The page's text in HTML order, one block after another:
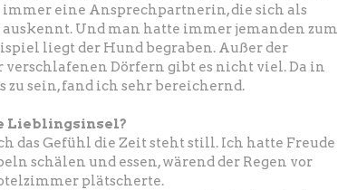
eine Ansprechpartnerin, die sich als
Und man hatte immer jemanden zum
liegt der Hund begraben. Außer der
Dörfern gibt es nicht viel. Da in
zu sein, fand ich sehr bereichernd.
Lieblingsinsel?
das Gefühl die Zeit steht still. Ich hatte Freude
schälen und essen, wärend der Regen vor
plätscherte.